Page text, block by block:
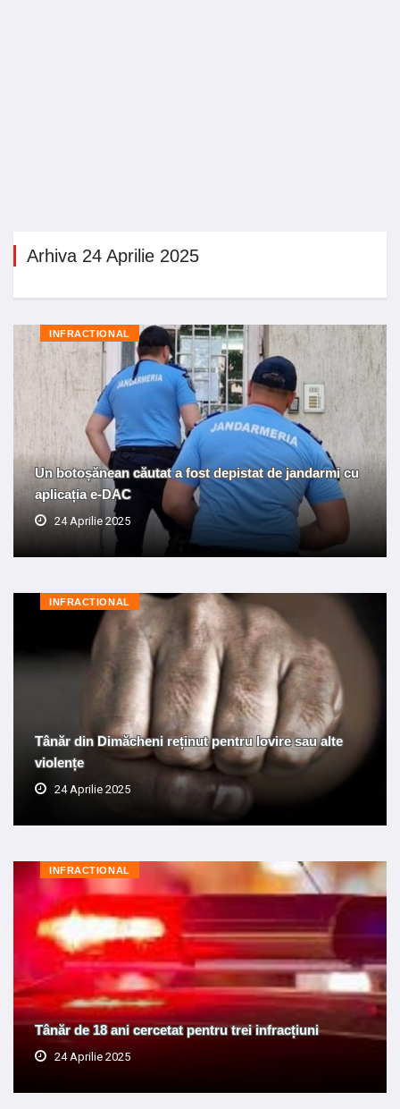
Arhiva 24 Aprilie 2025
INFRACTIONAL
Un botoșănean căutat a fost depistat de jandarmi cu
aplicația e-DAC
24 Aprilie 2025
INFRACTIONAL
Tânăr din Dimăcheni reținut pentru lovire sau alte
violențe
24 Aprilie 2025
INFRACTIONAL
Tânăr de 18 ani cercetat pentru trei infracțiuni
24 Aprilie 2025